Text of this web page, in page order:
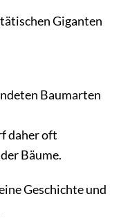
Giganten
Baumarten
daher oft
Bäume.
Geschichte und